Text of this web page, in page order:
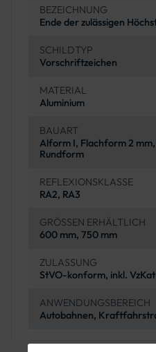
BEZEICHNUNG
Ende der zulässigen
SCHILDTYP
Vorschriftzeichen
MATERIAL
Aluminium
BAUART
Alform I, Flachform 2
Rundform
REFLEXIONSKLASSE
RA2, RA3
GRÖSSEN ERHÄLTLICH
600 mm, 750 mm
ZULASSUNG
StVO-konform, inkl.
ANWENDUNGSBEREICH
Autobahnen,